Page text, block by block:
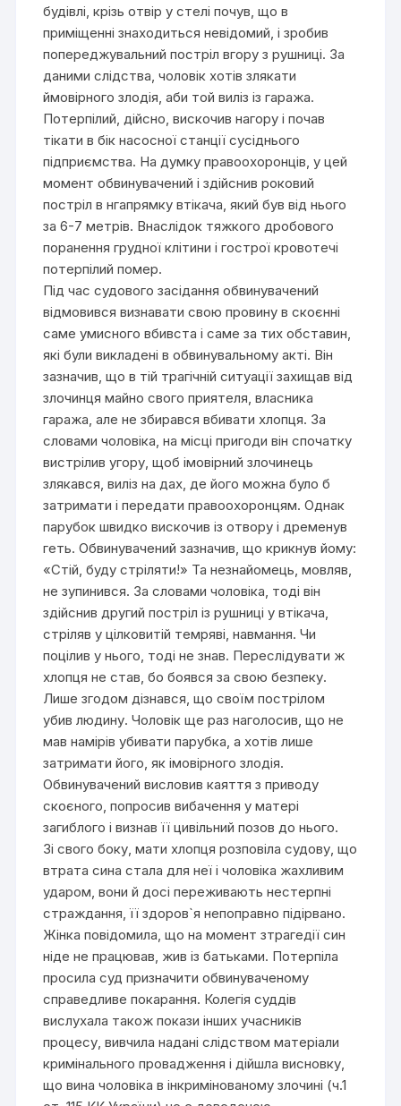
будівлі, крізь отвір у стелі почув, що в
приміщенні знаходиться невідомий, і зробив
попереджувальний постріл вгору з рушниці. За
даними слідства, чоловік хотів злякати
ймовірного злодія, аби той виліз із гаража.
Потерпілий, дійсно, вискочив нагору і почав
тікати в бік насосної станції сусіднього
підприємства. На думку правоохоронців, у цей
момент обвинувачений і здійснив роковий
постріл в нгапрямку втікача, який був від нього
за 6-7 метрів. Внаслідок тяжкого дробового
поранення грудної клітини і гострої кровотечі
потерпілий помер.
Під час судового засідання обвинувачений
відмовився визнавати свою провину в скоєнні
саме умисного вбивста і саме за тих обставин,
які були викладені в обвинувальному акті. Він
зазначив, що в тій трагічній ситуації захищав від
злочинця майно свого приятеля, власника
гаража, але не збирався вбивати хлопця. За
словами чоловіка, на місці пригоди він спочатку
вистрілив угору, щоб імовірний злочинець
злякався, виліз на дах, де його можна було б
затримати і передати правоохоронцям. Однак
парубок швидко вискочив із отвору і дременув
геть. Обвинувачений зазначив, що крикнув йому:
«Стій, буду стріляти!» Та незнайомець, мовляв,
не зупинився. За словами чоловіка, тоді він
здійснив другий постріл із рушниці у втікача,
стріляв у цілковитій темряві, навмання. Чи
поцілив у нього, тоді не знав. Переслідувати ж
хлопця не став, бо боявся за свою безпеку.
Лише згодом дізнався, що своїм пострілом
убив людину. Чоловік ще раз наголосив, що не
мав намірів убивати парубка, а хотів лише
затримати його, як імовірного злодія.
Обвинувачений висловив каяття з приводу
скоєного, попросив вибачення у матері
загиблого і визнав її цивільний позов до нього.
Зі свого боку, мати хлопця розповіла судову, що
втрата сина стала для неї і чоловіка жахливим
ударом, вони й досі переживають нестерпні
страждання, її здоров`я непоправно підірвано.
Жінка повідомила, що на момент зтрагедії син
ніде не працював, жив із батьками. Потерпіла
просила суд призначити обвинуваченому
справедливе покарання. Колегія суддів
вислухала також покази інших учасників
процесу, вивчила надані слідством матеріали
кримінального провадження і дійшла висновку,
що вина чоловіка в інкримінованому злочині (ч.1